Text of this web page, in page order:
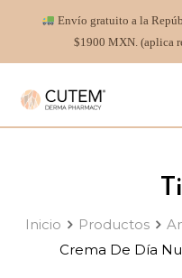
Envío gratuito a la
$1900 MXN. (aplica
Inicio Productos
Crema De Día